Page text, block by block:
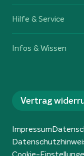
Hilfe & Service
Infos & Wissen
Vertrag
Impressum